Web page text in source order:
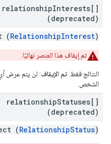
relationshipInterests[]
(deprecated)
(RelationshipInterest)
تم إيقاف هذا العنصر نهائيًا.
النتائج فقط. تم الإيقاف: لن يتم عرض أي
الشخص.
relationshipStatuses[]
(deprecated)
(RelationshipStatus)